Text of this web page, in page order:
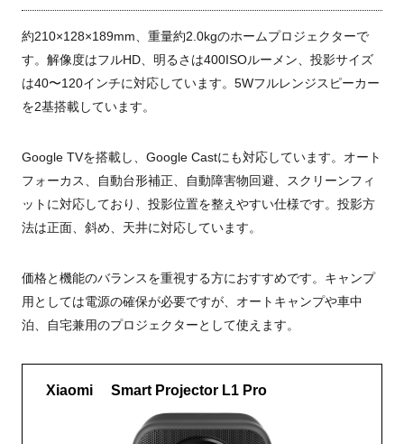
約210×128×189mm、重量約2.0kgのホームプロジェクターで
す。解像度はフルHD、明るさは400ISOルーメン、投影サイズ
は40〜120インチに対応しています。5Wフルレンジスピーカー
を2基搭載しています。
Google TVを搭載し、Google Castにも対応しています。オート
フォーカス、自動台形補正、自動障害物回避、スクリーンフィ
ットに対応しており、投影位置を整えやすい仕様です。投影方
法は正面、斜め、天井に対応しています。
価格と機能のバランスを重視する方におすすめです。キャンプ
用としては電源の確保が必要ですが、オートキャンプや車中
泊、自宅兼用のプロジェクターとして使えます。
Xiaomi Smart Projector L1 Pro